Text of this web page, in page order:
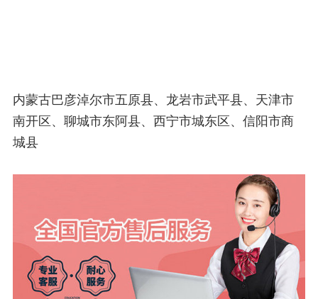
内蒙古巴彦淖尔市五原县、龙岩市武平县、天津市
南开区、聊城市东阿县、西宁市城东区、信阳市商
城县